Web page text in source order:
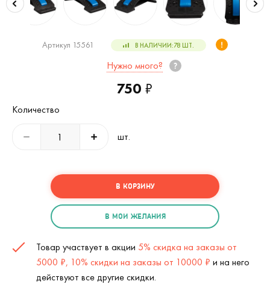
Артикул 15561 В НАЛИЧИИ:78 ШТ.
Нужно много?
750 ₽
Количество
шт.
В КОРЗИНУ
В МОИ ЖЕЛАНИЯ
Товар участвует в акции 5% скидка на заказы от
5000 ₽, 10% скидки на заказы от 10000 ₽ и на него
действуют все другие скидки.